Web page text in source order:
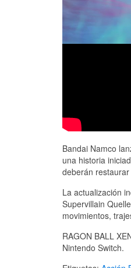
Bandai Namco
una historia
deberán
La actualización
Supervillain
movimientos,
RAGON BALL
Nintendo Switch.